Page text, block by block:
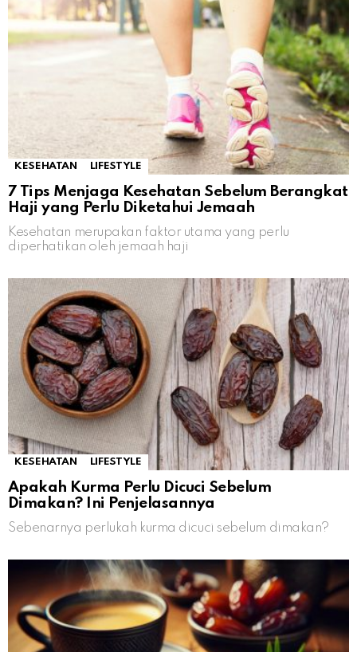
KESEHATAN LIFESTYLE
7 Tips Menjaga Kesehatan Sebelum Berangkat
Haji yang Perlu Diketahui Jemaah
Kesehatan merupakan faktor utama yang perlu
diperhatikan oleh jemaah haji
KESEHATAN LIFESTYLE
Apakah Kurma Perlu Dicuci Sebelum
Dimakan? Ini Penjelasannya
Sebenarnya perlukah kurma dicuci sebelum dimakan?